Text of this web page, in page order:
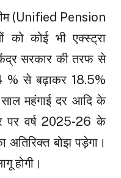
(Unified Pension
को कोई भी एक्स्ट्रा
केंद्र सरकार की तरफ से
% से बढ़ाकर 18.5%
महंगाई दर आदि के
पर वर्ष 2025-26 के
अतिरिक्त बोझ पड़ेगा।
होगी।